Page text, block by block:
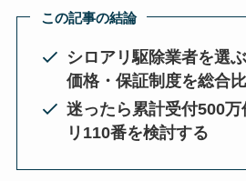
この記事の結論
シロアリ駆除業者を選
価格・保証制度を総合
迷ったら累計受付500
リ110番を検討する